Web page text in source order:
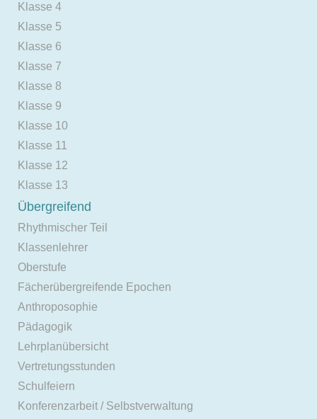
Klasse 4
Klasse 5
Klasse 6
Klasse 7
Klasse 8
Klasse 9
Klasse 10
Klasse 11
Klasse 12
Klasse 13
Übergreifend
Rhythmischer Teil
Klassenlehrer
Oberstufe
Fächerübergreifende Epochen
Anthroposophie
Pädagogik
Lehrplanübersicht
Vertretungsstunden
Schulfeiern
Konferenzarbeit / Selbstverwaltung